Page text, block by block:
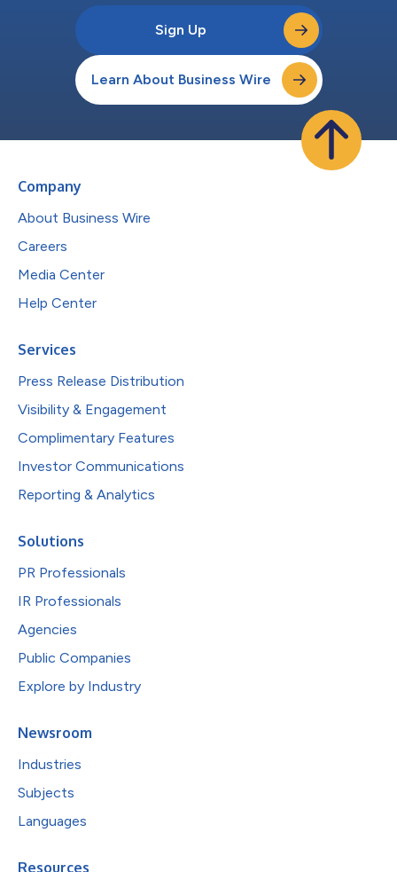
Sign Up
Learn About Business Wire
Company
About Business Wire
Careers
Media Center
Help Center
Services
Press Release Distribution
Visibility & Engagement
Complimentary Features
Investor Communications
Reporting & Analytics
Solutions
PR Professionals
IR Professionals
Agencies
Public Companies
Explore by Industry
Newsroom
Industries
Subjects
Languages
Resources